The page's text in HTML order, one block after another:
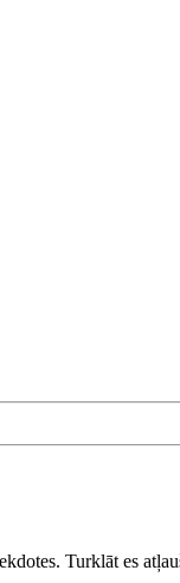
Turklāt es